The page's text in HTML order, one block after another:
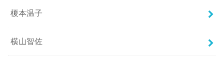
榎本温子
横山智佐